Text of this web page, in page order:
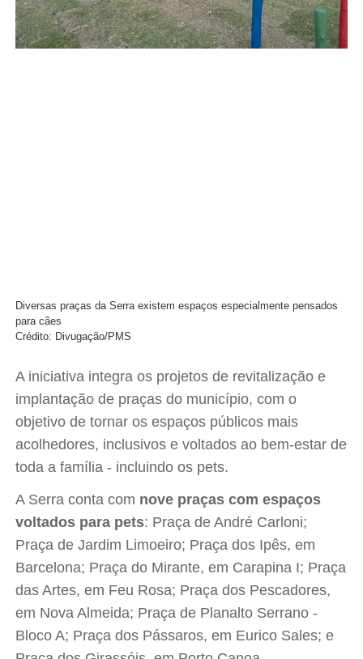
Diversas praças da Serra existem espaços especialmente pensados
para cães
Crédito: Divugação/PMS
A iniciativa integra os projetos de revitalização e
implantação de praças do município, com o
objetivo de tornar os espaços públicos mais
acolhedores, inclusivos e voltados ao bem-estar de
toda a família - incluindo os pets.
A Serra conta com nove praças com espaços
voltados para pets: Praça de André Carloni;
Praça de Jardim Limoeiro; Praça dos Ipês, em
Barcelona; Praça do Mirante, em Carapina I; Praça
das Artes, em Feu Rosa; Praça dos Pescadores,
em Nova Almeida; Praça de Planalto Serrano -
Bloco A; Praça dos Pássaros, em Eurico Sales; e